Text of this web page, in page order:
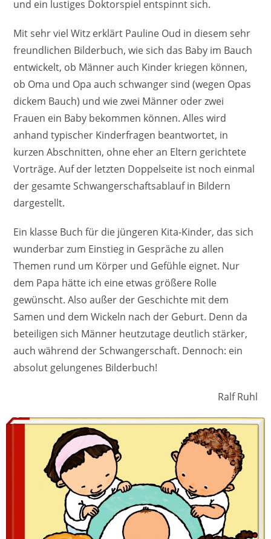
und ein lustiges Doktorspiel entspinnt sich.
Mit sehr viel Witz erklärt Pauline Oud in diesem sehr
freundlichen Bilderbuch, wie sich das Baby im Bauch
entwickelt, ob Männer auch Kinder kriegen können,
ob Oma und Opa auch schwanger sind (wegen Opas
dickem Bauch) und wie zwei Männer oder zwei
Frauen ein Baby bekommen können. Alles wird
anhand typischer Kinderfragen beantwortet, in
kurzen Abschnitten, ohne eher an Eltern gerichtete
Vorträge. Auf der letzten Doppelseite ist noch einmal
der gesamte Schwangerschaftsablauf in Bildern
dargestellt.
Ein klasse Buch für die jüngeren Kita-Kinder, das sich
wunderbar zum Einstieg in Gespräche zu allen
Themen rund um Körper und Gefühle eignet. Nur
dem Papa hätte ich eine etwas größere Rolle
gewünscht. Also außer der Geschichte mit dem
Samen und dem Wickeln nach der Geburt. Denn da
beteiligen sich Männer heutzutage deutlich stärker,
auch während der Schwangerschaft. Dennoch: ein
absolut gelungenes Bilderbuch!
Ralf Ruhl